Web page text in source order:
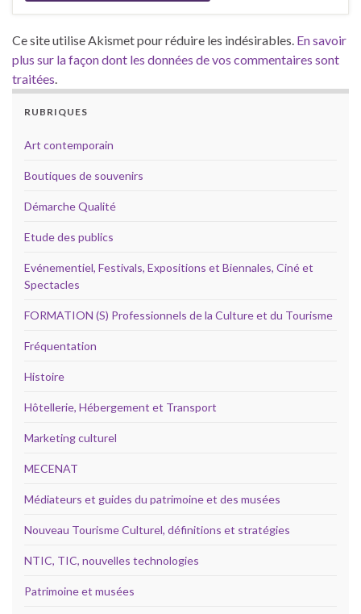
Ce site utilise Akismet pour réduire les indésirables. En savoir
plus sur la façon dont les données de vos commentaires sont
traitées.
RUBRIQUES
Art contemporain
Boutiques de souvenirs
Démarche Qualité
Etude des publics
Evénementiel, Festivals, Expositions et Biennales, Ciné et
Spectacles
FORMATION (S) Professionnels de la Culture et du Tourisme
Fréquentation
Histoire
Hôtellerie, Hébergement et Transport
Marketing culturel
MECENAT
Médiateurs et guides du patrimoine et des musées
Nouveau Tourisme Culturel, définitions et stratégies
NTIC, TIC, nouvelles technologies
Patrimoine et musées